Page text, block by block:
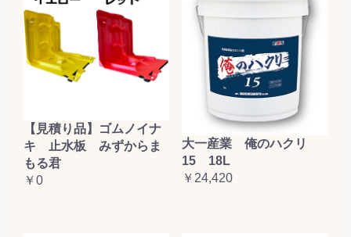
【見積り品】ゴムノイナ
キ 止水板 みずからま
もる君
￥0
大一産業 俺のハクリ
15 18L
￥24,420